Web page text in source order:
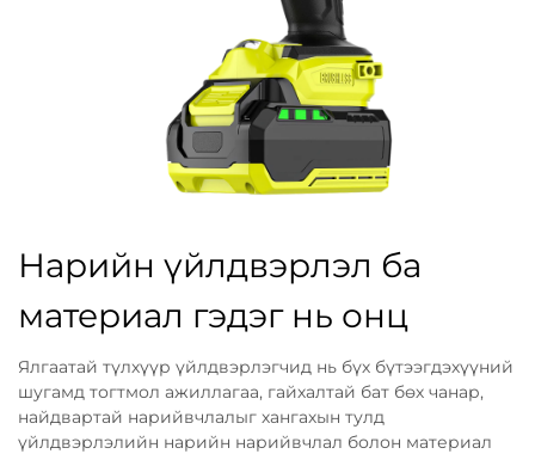
Нарийн үйлдвэрлэл ба
материал гэдэг нь онц
Ялгаатай түлхүүр үйлдвэрлэгчид нь бүх бүтээгдэхүүний
шугамд тогтмол ажиллагаа, гайхалтай бат бөх чанар,
найдвартай нарийвчлалыг хангахын тулд
үйлдвэрлэлийн нарийн нарийвчлал болон материал